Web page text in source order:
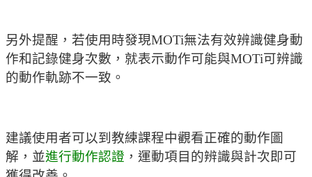
另外提醒，若使用時發現MOTi無法有效辨識健身動
作和記錄健身次數，就表示動作可能與MOTi可辨識
的動作軌跡不一致。
建議使用者可以到教練課程中觀看正確的動作圖
解，並進行動作認證 ，運動項目的辨識與計次即可